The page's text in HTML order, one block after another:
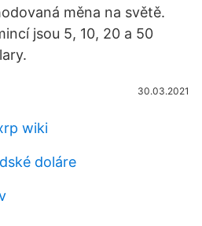
měna na světě.
jsou 5, 10, 20 a 50
30.03.2021
wiki
doláre